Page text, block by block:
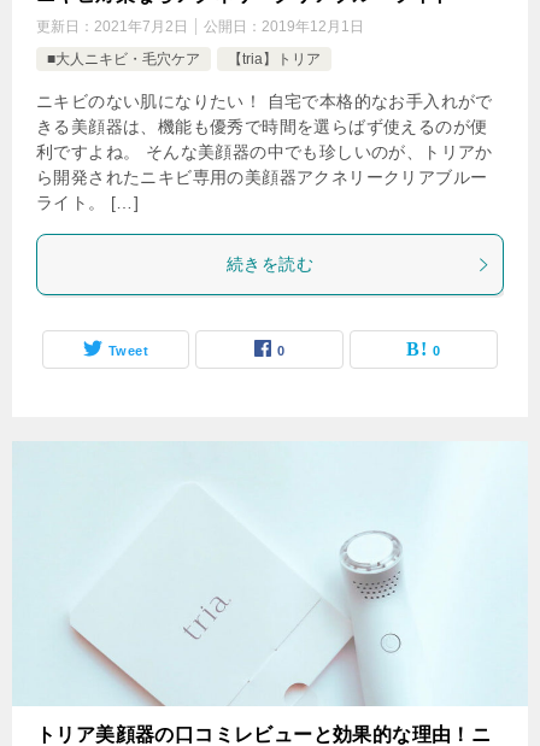
更新日： 2021年7月2日 公開日： 2019年12月1日
■大人ニキビ・毛穴ケア
【tria】トリア
ニキビのない肌になりたい！ 自宅で本格的なお手入れがで
きる美顔器は、機能も優秀で時間を選らばず使えるのが便
利ですよね。 そんな美顔器の中でも珍しいのが、トリアか
ら開発されたニキビ専用の美顔器アクネリークリアブルー
ライト。 […]
続きを読む
Tweet 0 0
トリア美顔器の口コミレビューと効果的な理由！ニ